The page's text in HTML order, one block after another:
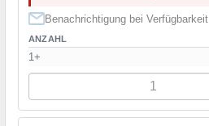
Benachrichtigung bei Verfügbarkeit
ANZAHL
1+